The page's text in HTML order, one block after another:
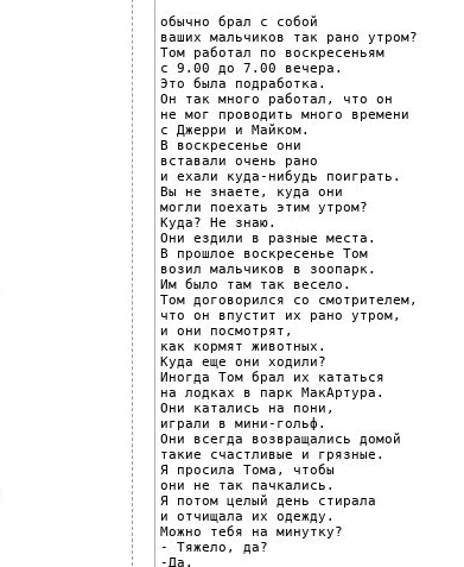
обычно брал с собой
ваших мальчиков так рано утром?
Том работал по воскресеньям
с 9.00 до 7.00 вечера.
Это была подработка.
Он так много работал, что он
не мог проводить много времени
с Джерри и Майком.
В воскресенье они
вставали очень рано
и ехали куда-нибудь поиграть.
Вы не знаете, куда они
могли поехать этим утром?
Куда? Не знаю.
Они ездили в разные места.
В прошлое воскресенье Том
возил мальчиков в зоопарк.
Им было там так весело.
Том договорился со смотрителем,
что он впустит их рано утром,
и они посмотрят,
как кормят животных.
Куда еще они ходили?
Иногда Том брал их кататься
на лодках в парк МакАртура.
Они катались на пони,
играли в мини-гольф.
Они всегда возвращались домой
такие счастливые и грязные.
Я просила Тома, чтобы
они не так пачкались.
Я потом целый день стирала
и отчищала их одежду.
Можно тебя на минутку?
- Тяжело, да?
-Да.